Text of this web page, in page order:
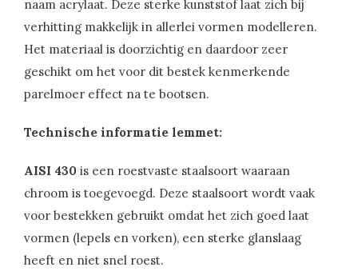
naam acrylaat. Deze sterke kunststof laat zich bij
verhitting makkelijk in allerlei vormen modelleren.
Het materiaal is doorzichtig en daardoor zeer
geschikt om het voor dit bestek kenmerkende
parelmoer effect na te bootsen.
Technische informatie lemmet:
AISI 430 is een roestvaste staalsoort waaraan
chroom is toegevoegd. Deze staalsoort wordt vaak
voor bestekken gebruikt omdat het zich goed laat
vormen (lepels en vorken), een sterke glanslaag
heeft en niet snel roest.